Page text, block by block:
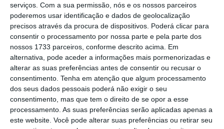
serviços. Com a sua permissão, nós e os nossos parceiros
poderemos usar identificação e dados de geolocalização
precisos através da procura de dispositivos. Poderá clicar para
consentir o processamento por nossa parte e pela parte dos
nossos 1733 parceiros, conforme descrito acima. Em
alternativa, pode aceder a informações mais pormenorizadas e
alterar as suas preferências antes de consentir ou recusar o
consentimento. Tenha em atenção que algum processamento
dos seus dados pessoais poderá não exigir o seu
consentimento, mas que tem o direito de se opor a esse
processamento. As suas preferências serão aplicadas apenas a
este website. Você pode alterar suas preferências ou retirar seu
e espera analisá-la durante o Natal. Criticou
quem decidiu ainda antes de conhecer o
documento, como os adversários Luís
Montenegro e Miguel Pinto Luz, que
concorrem ao lugar de presidente do partido
e frisou que quando tomar uma posição o
fará de forma consolidada. “As pessoas
elegeram o PSD para ter uma posição já
estudada, consolidada, não é para falar de